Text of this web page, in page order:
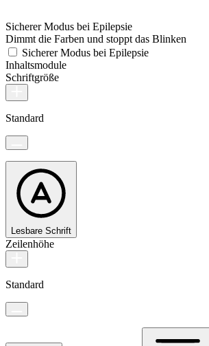
Sicherer Modus bei Epilepsie
Dimmt die Farben und stoppt das Blinken
Sicherer Modus bei Epilepsie
Inhaltsmodule
Schriftgröße
Standard
Lesbare Schrift
Zeilenhöhe
Standard